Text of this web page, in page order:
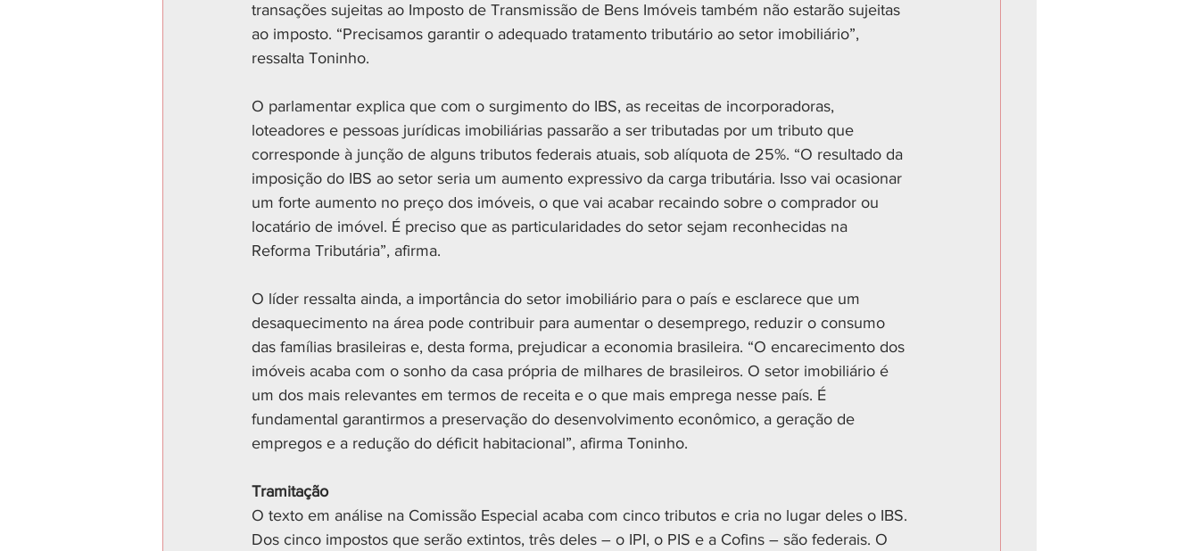
transações sujeitas ao Imposto de Transmissão de Bens Imóveis também não estarão sujeitas
ao imposto. “Precisamos garantir o adequado tratamento tributário ao setor imobiliário”,
ressalta Toninho.
O parlamentar explica que com o surgimento do IBS, as receitas de incorporadoras,
loteadores e pessoas jurídicas imobiliárias passarão a ser tributadas por um tributo que
corresponde à junção de alguns tributos federais atuais, sob alíquota de 25%. “O resultado da
imposição do IBS ao setor seria um aumento expressivo da carga tributária. Isso vai ocasionar
um forte aumento no preço dos imóveis, o que vai acabar recaindo sobre o comprador ou
locatário de imóvel. É preciso que as particularidades do setor sejam reconhecidas na
Reforma Tributária”, afirma.
O líder ressalta ainda, a importância do setor imobiliário para o país e esclarece que um
desaquecimento na área pode contribuir para aumentar o desemprego, reduzir o consumo
das famílias brasileiras e, desta forma, prejudicar a economia brasileira. “O encarecimento dos
imóveis acaba com o sonho da casa própria de milhares de brasileiros. O setor imobiliário é
um dos mais relevantes em termos de receita e o que mais emprega nesse país. É
fundamental garantirmos a preservação do desenvolvimento econômico, a geração de
empregos e a redução do déficit habitacional”, afirma Toninho.
Tramitação
O texto em análise na Comissão Especial acaba com cinco tributos e cria no lugar deles o IBS.
Dos cinco impostos que serão extintos, três deles – o IPI, o PIS e a Cofins – são federais. O